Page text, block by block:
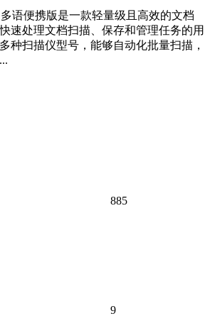
多语便携版是一款轻量级且高效的文档
速处理文档扫描、保存和管理任务的用
种扫描仪型号，能够自动化批量扫描，
885
9